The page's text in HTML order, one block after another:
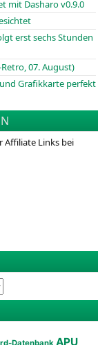
mit Dasharo v0.9.0
erst sechs Stunden
07. August)
und Grafikkarte perfekt
Affiliate Links bei
APU